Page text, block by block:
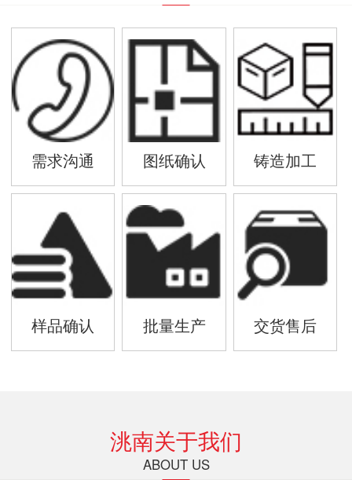
需求沟通 图纸确认 铸造加工
样品确认 批量生产 交货售后
洮南关于我们
ABOUT US